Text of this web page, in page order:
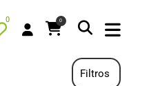
0 0
Filtros